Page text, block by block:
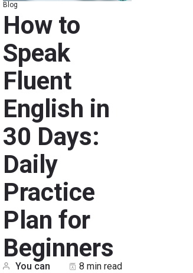
Blog
How to
Speak
Fluent
English in
30 Days:
Daily
Practice
Plan for
Beginners
You can
8 min read